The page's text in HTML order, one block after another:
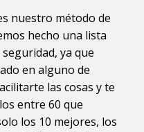
nuestro método de
hecho una lista
ya que
en alguno de
las cosas y te
entre 60 que
los 10 mejores, los